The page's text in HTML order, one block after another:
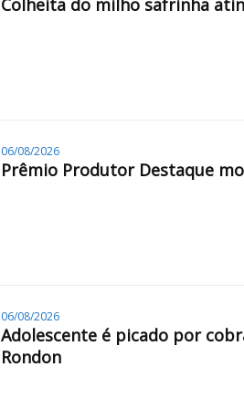
Colheita do milho safrinha
06/08/2026
Prêmio Produtor Destaque
06/08/2026
Adolescente é picado por
Rondon